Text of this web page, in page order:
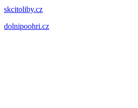
skcitoliby.cz
dolnipoohri.cz